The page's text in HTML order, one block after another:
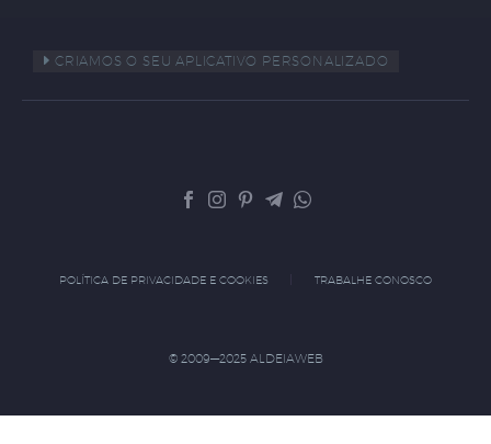
CRIAMOS O SEU APLICATIVO PERSONALIZADO
POLÍTICA DE PRIVACIDADE E COOKIES TRABALHE CONOSCO
© 2009—2025 ALDEIAWEB